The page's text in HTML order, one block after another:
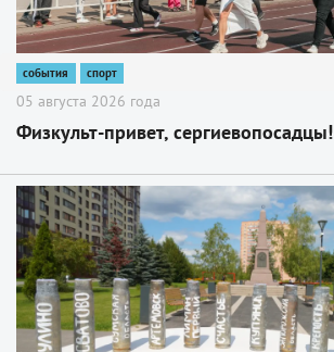
события спорт
05 августа 2026 года
Физкульт-привет, сергиевопосадцы!
2